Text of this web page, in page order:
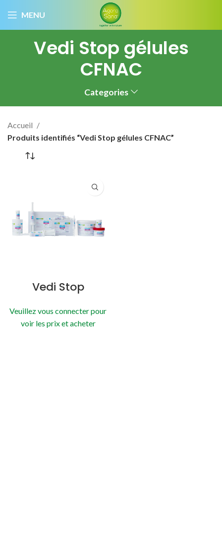
MENU
Vedi Stop gélules
CFNAC
Categories
Accueil
Produits identifiés “Vedi Stop gélules CFNAC”
Vedi Stop
Veuillez vous connecter pour
voir les prix et acheter